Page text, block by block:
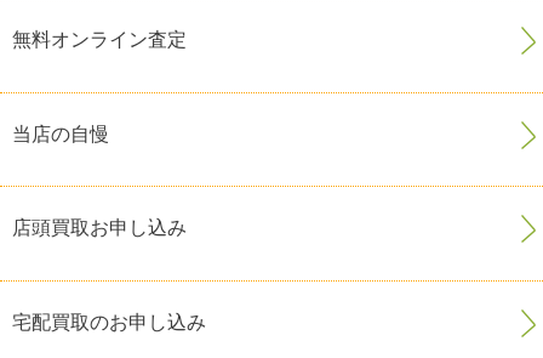
無料オンライン査定
当店の自慢
店頭買取お申し込み
宅配買取のお申し込み